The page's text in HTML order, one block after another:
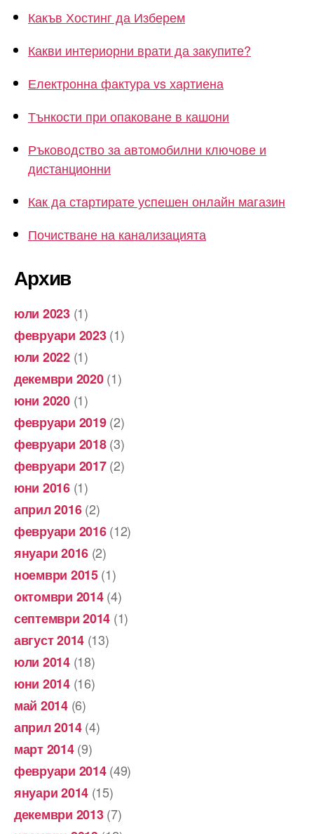
Какъв Хостинг да Изберем
Какви интериорни врати да закупите?
Електронна фактура vs хартиена
Тънкости при опаковане в кашони
Ръководство за автомобилни ключове и
дистанционни
Как да стартирате успешен онлайн магазин
Почистване на канализацията
Архив
юли 2023(1)
февруари 2023(1)
юли 2022(1)
декември 2020(1)
юни 2020(1)
февруари 2019(2)
февруари 2018(3)
февруари 2017(2)
юни 2016(1)
април 2016(2)
февруари 2016(12)
януари 2016 (2)
ноември 2015(1)
октомври 2014(4)
септември 2014 (1)
август 2014 (13)
юли 2014(18)
юни 2014(16)
май 2014(6)
април 2014(4)
март 2014(9)
февруари 2014(49)
януари 2014 (15)
декември 2013(7)